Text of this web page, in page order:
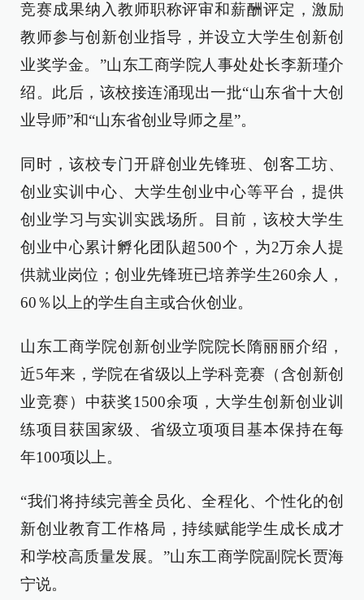
竞赛成果纳入教师职称评审和薪酬评定，激励
教师参与创新创业指导，并设立大学生创新创
业奖学金。”山东工商学院人事处处长李新瑾介
绍。此后，该校接连涌现出一批“山东省十大创
业导师”和“山东省创业导师之星”。
同时，该校专门开辟创业先锋班、创客工坊、
创业实训中心、大学生创业中心等平台，提供
创业学习与实训实践场所。目前，该校大学生
创业中心累计孵化团队超500个，为2万余人提
供就业岗位；创业先锋班已培养学生260余人，
60％以上的学生自主或合伙创业。
山东工商学院创新创业学院院长隋丽丽介绍，
近5年来，学院在省级以上学科竞赛（含创新创
业竞赛）中获奖1500余项，大学生创新创业训
练项目获国家级、省级立项项目基本保持在每
年100项以上。
“我们将持续完善全员化、全程化、个性化的创
新创业教育工作格局，持续赋能学生成长成才
和学校高质量发展。”山东工商学院副院长贾海
宁说。